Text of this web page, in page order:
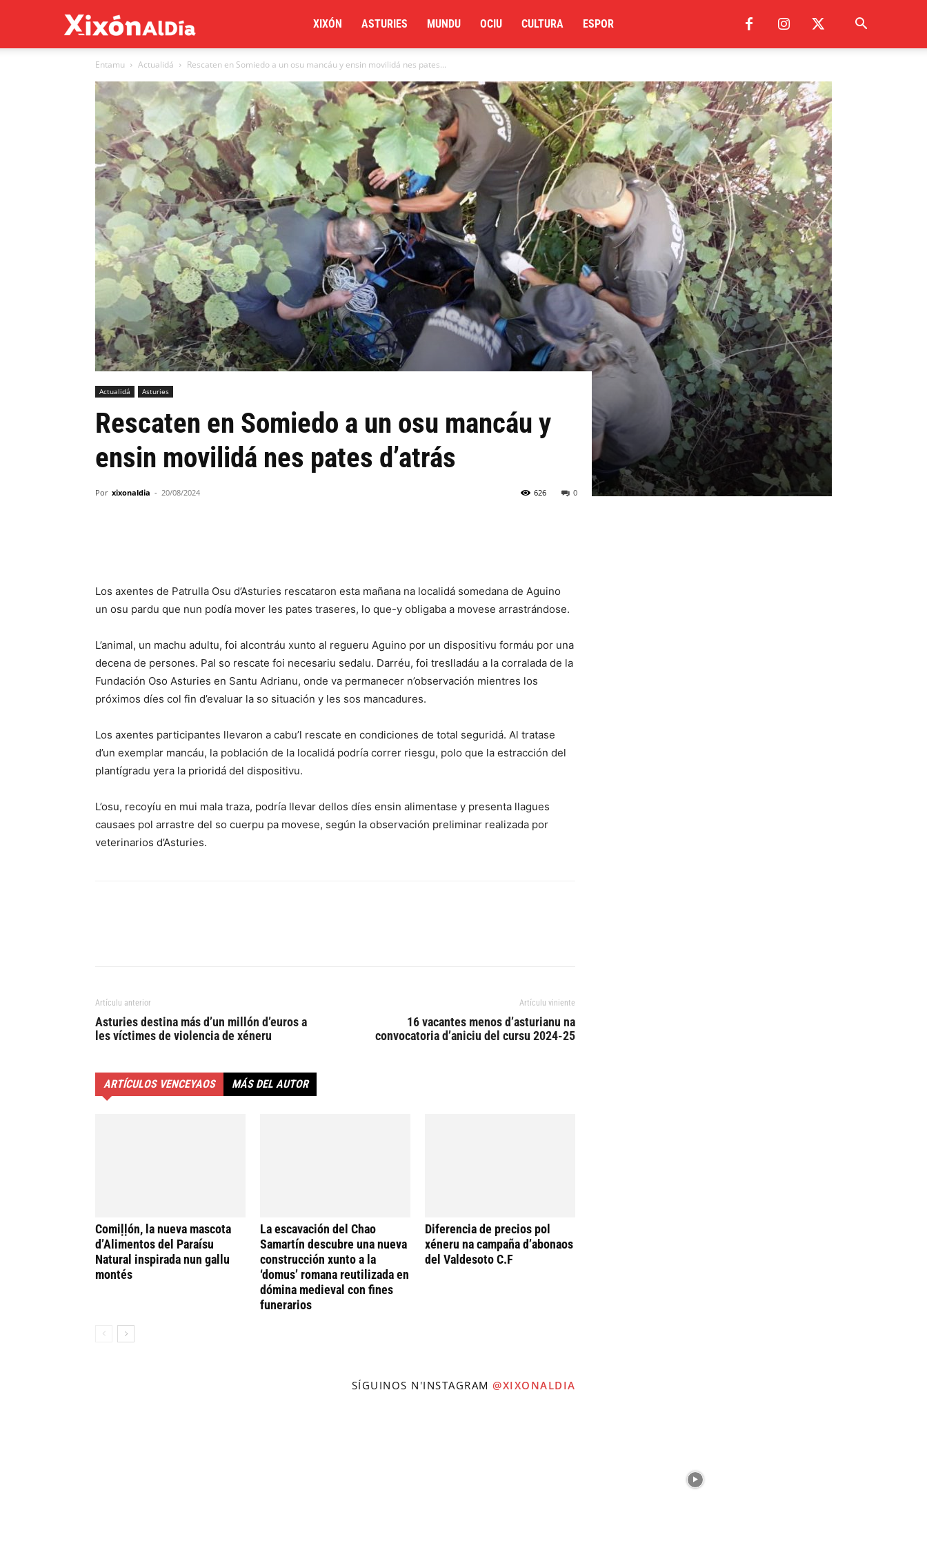
al
día
XIXÓN ASTURIES MUNDU OCIU CULTURA ESPOR
Entamu Actualidá Rescaten en Somiedo a un osu mancáu y ensin movilidá nes pates...
Actualidá Asturies
Rescaten en Somiedo a un osu mancáu y
ensin movilidá nes pates d’atrás
Por xixonaldia - 20/08/2024 0
626
Los axentes de Patrulla Osu d’Asturies rescataron esta mañana na localidá somedana de Aguino
un osu pardu que nun podía mover les pates traseres, lo que-y obligaba a movese arrastrándose.
L’animal, un machu adultu, foi alcontráu xunto al regueru Aguino por un dispositivu formáu por una
decena de persones. Pal so rescate foi necesariu sedalu. Darréu, foi treslladáu a la corralada de la
Fundación Oso Asturies en Santu Adrianu, onde va permanecer n’observación mientres los
próximos díes col fin d’evaluar la so situación y les sos mancadures.
Los axentes participantes llevaron a cabu’l rescate en condiciones de total seguridá. Al tratase
d’un exemplar mancáu, la población de la localidá podría correr riesgu, polo que la estracción del
plantígradu yera la prioridá del dispositivu.
L’osu, recoyíu en mui mala traza, podría llevar dellos díes ensin alimentase y presenta llagues
causaes pol arrastre del so cuerpu pa movese, según la observación preliminar realizada por
veterinarios d’Asturies.
Artículu anterior
Asturies destina más d’un millón d’euros a
les víctimes de violencia de xéneru
Artículu viniente
16 vacantes menos d’asturianu na
convocatoria d’aniciu del cursu 2024-25
ARTÍCULOS VENCEYAOS MÁS DEL AUTOR
Comiḷḷón, la nueva mascota
d’Alimentos del Paraísu
Natural inspirada nun gallu
montés
La escavación del Chao
Samartín descubre una nueva
construcción xunto a la
‘domus’ romana reutilizada en
dómina medieval con fines
funerarios
Diferencia de precios pol
xéneru na campaña d’abonaos
del Valdesoto C.F
SÍGUINOS N'INSTAGRAM @XIXONALDIA